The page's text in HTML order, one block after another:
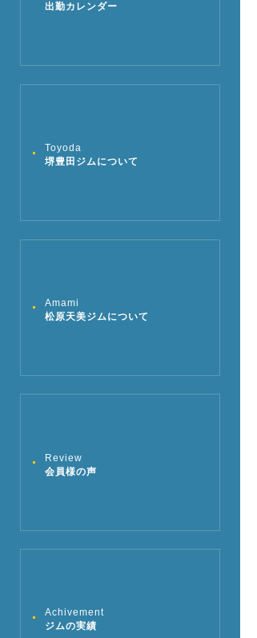
出勤カレンダー
Toyoda
堺豊田ジムについて
Amami
松原天美ジムについて
Review
会員様の声
Achivement
ジムの実績